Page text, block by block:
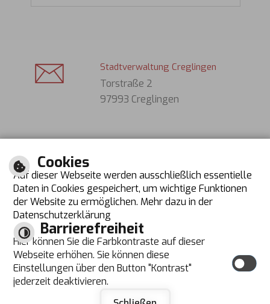
Stadtverwaltung Creglingen
Torstraße 2
97993 Creglingen
Tel. (Gäste): 07933 631
Fax: 07933 70130
E-Mail schreiben
Öffnungszeiten
Montag bis Donnerstag Dienstag zusätzlich
08:00 Uhr bis 12:00 Uhr 14:00 Uhr bis 18:00 Uhr
Freitag
Donnerstag zusätzlich
08:00 Uhr bis 12:30 Uhr 14:00 Uhr bis 16:00 Uhr
cm city media GmbH
Cookies
Auf dieser Webseite werden ausschließlich essentielle
Daten in Cookies gespeichert, um wichtige Funktionen
der Website zu ermöglichen. Mehr dazu in der
Datenschutzerklärung
Barrierefreiheit
Hier können Sie die Farbkontraste auf dieser
Webseite erhöhen. Sie können diese
Einstellungen über den Button "Kontrast"
jederzeit deaktivieren.